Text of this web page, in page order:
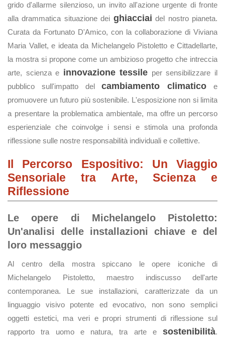
grido d'allarme silenzioso, un invito all'azione urgente di fronte
alla drammatica situazione dei ghiacciai del nostro pianeta.
Curata da Fortunato D'Amico, con la collaborazione di Viviana
Maria Vallet, e ideata da Michelangelo Pistoletto e Cittadellarte,
la mostra si propone come un ambizioso progetto che intreccia
arte, scienza e innovazione tessile per sensibilizzare il
pubblico sull'impatto delcambiamento climatico e
promuovere un futuro più sostenibile. L'esposizione non si limita
a presentare la problematica ambientale, ma offre un percorso
esperienziale che coinvolge i sensi e stimola una profonda
riflessione sulle nostre responsabilità individuali e collettive.
Il Percorso Espositivo: Un Viaggio
Sensoriale tra Arte, Scienza e
Riflessione
Le opere di Michelangelo Pistoletto:
Un'analisi delle installazioni chiave e del
loro messaggio
Al centro della mostra spiccano le opere iconiche di
Michelangelo Pistoletto, maestro indiscusso dell'arte
contemporanea. Le sue installazioni, caratterizzate da un
linguaggio visivo potente ed evocativo, non sono semplici
oggetti estetici, ma veri e propri strumenti di riflessione sul
rapporto tra uomo e natura, tra arte e sostenibilità.